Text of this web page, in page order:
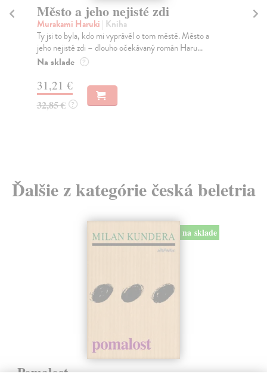
Město a jeho nejisté zdi
Murakami Haruki | Kniha
Ty jsi to byla, kdo mi vyprávěl o tom městě. Město a
jeho nejisté zdi – dlouho očekávaný román Haru...
Na sklade ?
31,21 €
32,85 € ?
Ďalšie z kategórie česká beletria
na sklade
Pomalost